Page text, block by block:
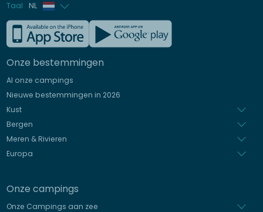
Taal NL
Frans
Engels
Duits
Italiaans
Onze bestemmingen
Al onze campings
Nieuwe bestemmingen in 2026
Kust
Bergen
Meren & Rivieren
Europa
Onze campings
Onze Campings aan zee